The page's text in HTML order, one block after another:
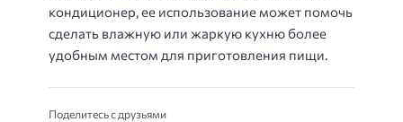
кондиционер, ее использование может помочь
сделать влажную или жаркую кухню более
удобным местом для приготовления пищи.
Поделитесь с друзьями